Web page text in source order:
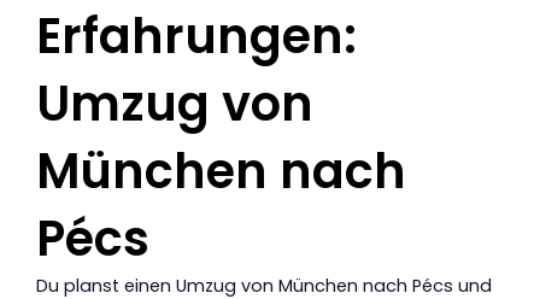
Erfahrungen:
Umzug von
München nach
Pécs
Du planst einen Umzug von München nach Pécs und